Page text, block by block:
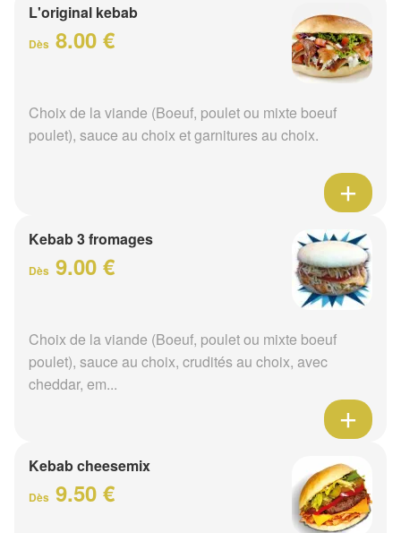
L'original kebab
Dès 8.00 €
Choix de la viande (Boeuf, poulet ou mixte boeuf
poulet), sauce au choix et garnitures au choix.
Kebab 3 fromages
Dès 9.00 €
Choix de la viande (Boeuf, poulet ou mixte boeuf
poulet), sauce au choix, crudités au choix, avec
cheddar, em...
Kebab cheesemix
Dès 9.50 €